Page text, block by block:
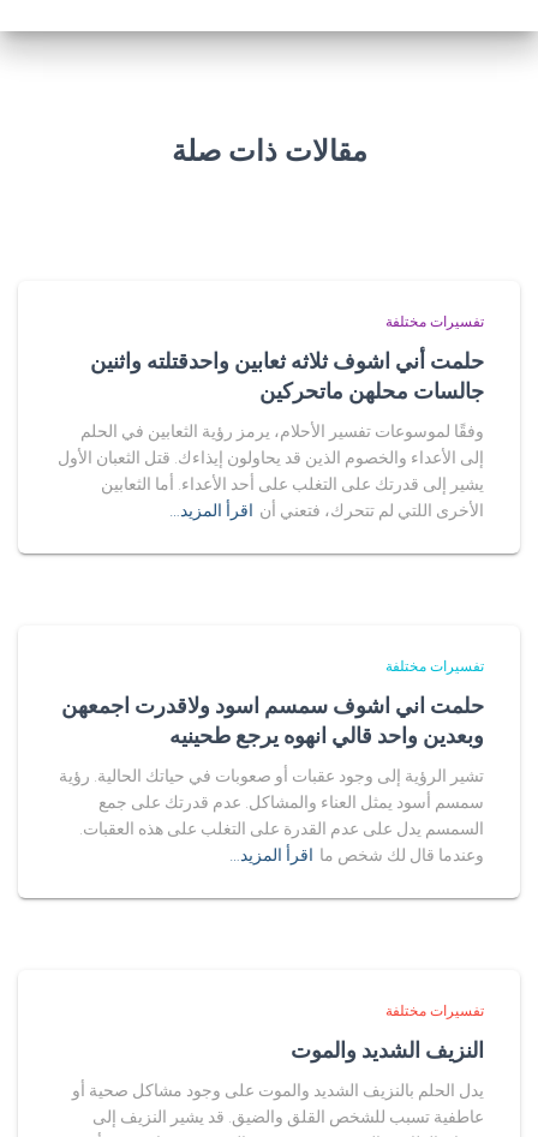
مقالات ذات صلة
تفسيرات مختلفة
حلمت أني اشوف ثلاثه ثعابين واحدقتلته واثنين
جالسات محلهن ماتحركين
وفقًا لموسوعات تفسير الأحلام، يرمز رؤية الثعابين في الحلم
إلى الأعداء والخصوم الذين قد يحاولون إيذاءك. قتل الثعبان الأول
يشير إلى قدرتك على التغلب على أحد الأعداء. أما الثعابين
الأخرى اللتي لم تتحرك، فتعني أن اقرأ المزيد…
تفسيرات مختلفة
حلمت اني اشوف سمسم اسود ولاقدرت اجمعهن
وبعدين واحد قالي انهوه يرجع طحينيه
تشير الرؤية إلى وجود عقبات أو صعوبات في حياتك الحالية. رؤية
سمسم أسود يمثل العناء والمشاكل. عدم قدرتك على جمع
السمسم يدل على عدم القدرة على التغلب على هذه العقبات.
وعندما قال لك شخص ما اقرأ المزيد…
تفسيرات مختلفة
النزيف الشديد والموت
يدل الحلم بالنزيف الشديد والموت على وجود مشاكل صحية أو
عاطفية تسبب للشخص القلق والضيق. قد يشير النزيف إلى